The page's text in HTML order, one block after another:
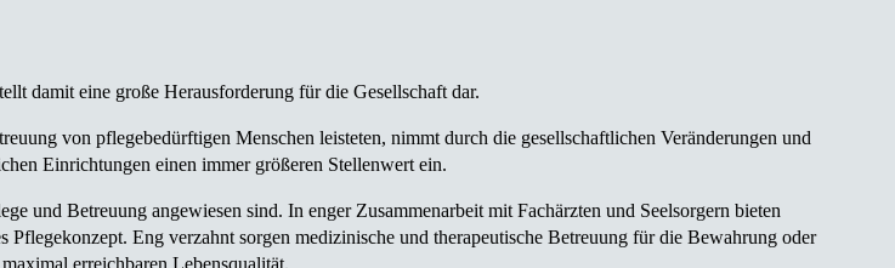
damit eine große Herausforderung für die Gesellschaft dar.
von pflegebedürftigen Menschen leisteten, nimmt durch die gesellschaftlichen Veränderungen und
Einrichtungen einen immer größeren Stellenwert ein.
und Betreuung angewiesen sind. In enger Zusam­menarbeit mit Fachärzten und Seelsorgern bieten
Eng verzahnt sorgen medizinische und therapeutische Betreuung für die Bewahrung oder
erreichbaren Lebensqualität.